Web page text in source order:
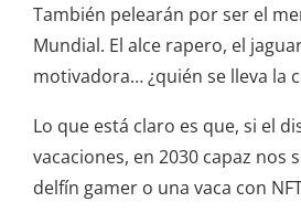
También pelearán por ser el
Mundial. El alce rapero, el
motivadora… ¿quién se lleva la
Lo que está claro es que, si el
vacaciones, en 2030 capaz nos
delfín gamer o una vaca con